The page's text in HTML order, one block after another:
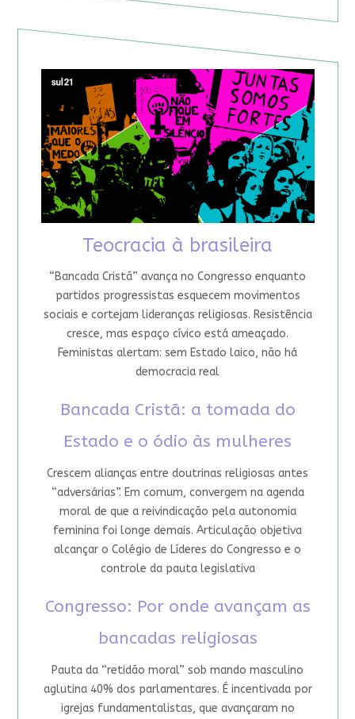
Teocracia à brasileira
“Bancada Cristã” avança no Congresso enquanto
partidos progressistas esquecem movimentos
sociais e cortejam lideranças religiosas. Resistência
cresce, mas espaço cívico está ameaçado.
Feministas alertam: sem Estado laico, não há
democracia real
Bancada Cristã: a tomada do
Estado e o ódio às mulheres
Crescem alianças entre doutrinas religiosas antes
“adversárias”. Em comum, convergem na agenda
moral de que a reivindicação pela autonomia
feminina foi longe demais. Articulação objetiva
alcançar o Colégio de Líderes do Congresso e o
controle da pauta legislativa
Congresso: Por onde avançam as
bancadas religiosas
Pauta da “retidão moral” sob mando masculino
aglutina 40% dos parlamentares. É incentivada por
igrejas fundamentalistas, que avançaram no